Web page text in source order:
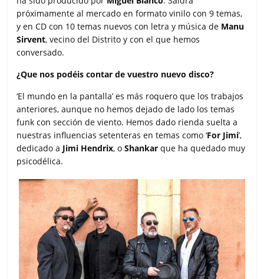
próximamente al mercado en formato vinilo con 9 temas,
y en CD con 10 temas nuevos con letra y música de Manu
Sirvent, vecino del Distrito y con el que hemos
conversado.
¿Que nos podéis contar de vuestro nuevo disco?
‘El mundo en la pantalla’ es más roquero que los trabajos
anteriores, aunque no hemos dejado de lado los temas
funk con sección de viento. Hemos dado rienda suelta a
nuestras influencias setenteras en temas como ‘For Jimi’,
dedicado a Jimi Hendrix, oShankar que ha quedado muy
psicodélica.